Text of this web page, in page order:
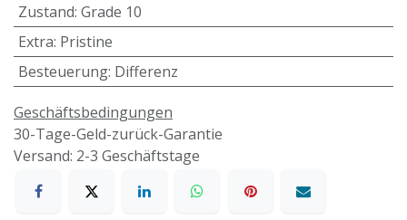
Zustand: Grade 10
Extra: Pristine
Besteuerung: Differenz
Geschäftsbedingungen
30-Tage-Geld-zurück-Garantie
Versand: 2-3 Geschäftstage